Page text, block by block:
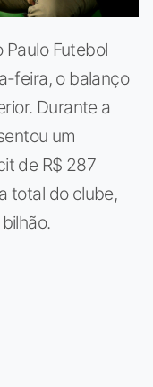
Paulo Futebol
feira, o balanço
Durante a
um
de R$ 287
total do clube,